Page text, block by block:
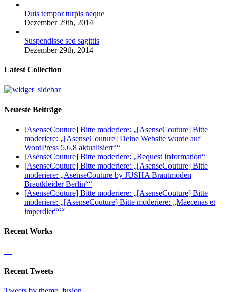
Duis tempor turpis neque
Dezember 29th, 2014
Suspendisse sed sagittis
Dezember 29th, 2014
Latest Collection
Neueste Beiträge
[AsenseCouture] Bitte moderiere: „[AsenseCouture] Bitte
moderiere: „[AsenseCouture] Deine Website wurde auf
WordPress 5.6.8 aktualisiert““
[AsenseCouture] Bitte moderiere: „Request Information“
[AsenseCouture] Bitte moderiere: „[AsenseCouture] Bitte
moderiere: „AsenseCouture by JUSHA Brautmoden
Brautkleider Berlin““
[AsenseCouture] Bitte moderiere: „[AsenseCouture] Bitte
moderiere: „[AsenseCouture] Bitte moderiere: „Maecenas et
imperdiet“““
Recent Works
Recent Tweets